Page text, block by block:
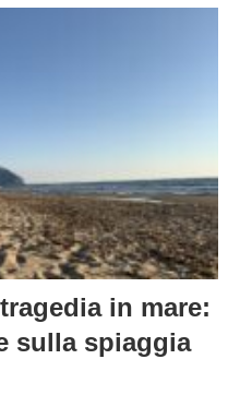
in mare:
sulla spiaggia